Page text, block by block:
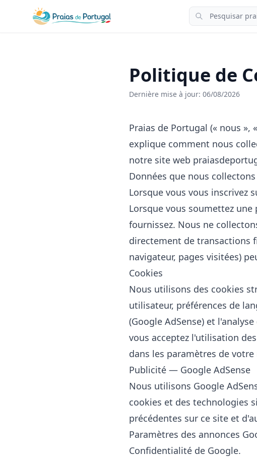
Politique de
Dernière mise à jour: 06/08/2026
Praias de Portugal (« nous
explique comment nous
notre site web
Données que nous collectons
Lorsque vous vous inscrivez
Lorsque vous soumettez
fournissez. Nous ne
directement de transactions
navigateur, pages visitées)
Cookies
Nous utilisons des cookies
utilisateur, préférences de
(Google AdSense) et
vous acceptez l'utilisation
dans les paramètres de votre
Publicité — Google AdSense
Nous utilisons Google
cookies et des technologies
précédentes sur ce site et
Paramètres des annonces
Confidentialité de Google.